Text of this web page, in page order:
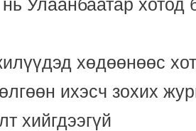
Улаанбаатар хотод
хөдөөнөөс хот
ихэсч зохих
хийгдээгүй